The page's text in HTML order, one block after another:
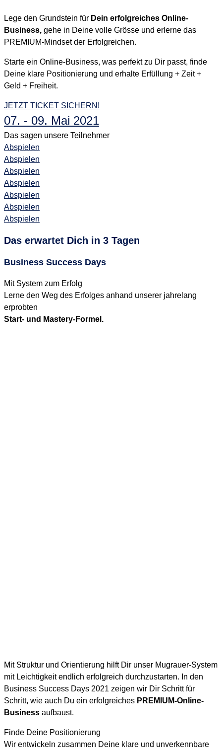
Lege den Grundstein für Dein erfolgreiches Online-
Business, gehe in Deine volle Grösse und erlerne das
PREMIUM-Mindset der Erfolgreichen.
Starte ein Online-Business, was perfekt zu Dir passt, finde
Deine klare Positionierung und erhalte Erfüllung + Zeit +
Geld + Freiheit.
JETZT TICKET SICHERN!
07. - 09. Mai 2021
Das sagen unsere Teilnehmer
Abspielen
Abspielen
Abspielen
Abspielen
Abspielen
Abspielen
Abspielen
Das erwartet Dich in 3 Tagen
Business Success Days
Mit System zum Erfolg
Lerne den Weg des Erfolges anhand unserer jahrelang
erprobten
Start- und Mastery-Formel.
Mit Struktur und Orientierung hilft Dir unser Mugrauer-System
mit Leichtigkeit endlich erfolgreich durchzustarten. In den
Business Success Days 2021 zeigen wir Dir Schritt für
Schritt, wie auch Du ein erfolgreiches PREMIUM-Online-
Business aufbaust.
Finde Deine Positionierung
Wir entwickeln zusammen Deine klare und unverkennbare